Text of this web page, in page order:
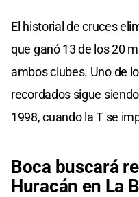
El historial de cruces
que ganó 13 de los 20
ambos clubes. Uno de
recordados sigue
1998, cuando la T se
Boca buscará
Huracán en La